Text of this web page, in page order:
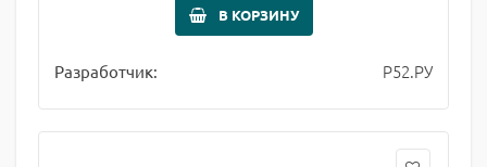
В КОРЗИНУ
Разработчик: Р52.РУ